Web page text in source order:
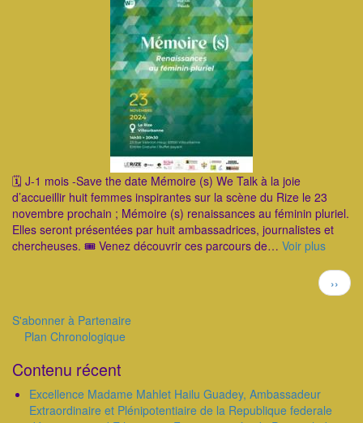
🗓 J-1 mois -Save the date Mémoire (s) We Talk à la joie
d’accueillir huit femmes inspirantes sur la scène du Rize le 23
novembre prochain ; Mémoire (s) renaissances au féminin pluriel.
Elles seront présentées par huit ambassadrices, journalistes et
chercheuses. 🎟 Venez découvrir ces parcours de… Voir plus
Page
››
S'abonner à Partenaire
Plan Chronologique
Contenu récent
Excellence Madame Mahlet Hailu Guadey, Ambassadeur
Extraordinaire et Plénipotentiaire de la Republique federale